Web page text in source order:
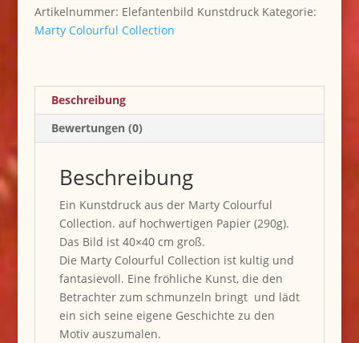
Collection
Menge
Artikelnummer: Elefantenbild Kunstdruck Kategorie:
Marty Colourful Collection
Beschreibung
Bewertungen (0)
Beschreibung
Ein Kunstdruck aus der Marty Colourful
Collection. auf hochwertigen Papier (290g).
Das Bild ist 40×40 cm groß.
Die Marty Colourful Collection ist kultig und
fantasievoll. Eine fröhliche Kunst, die den
Betrachter zum schmunzeln bringt und lädt
ein sich seine eigene Geschichte zu den
Motiv auszumalen.